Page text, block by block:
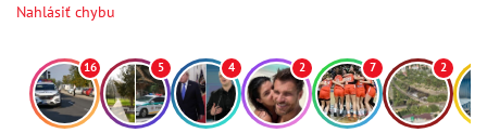
Nahlásiť chybu
16 5 4 2 7 2